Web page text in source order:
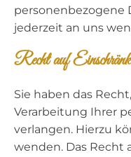
personenbezogene
jederzeit an uns
Recht auf
Sie haben das
Verarbeitung Ihrer
verlangen. Hierzu
wenden. Das Recht